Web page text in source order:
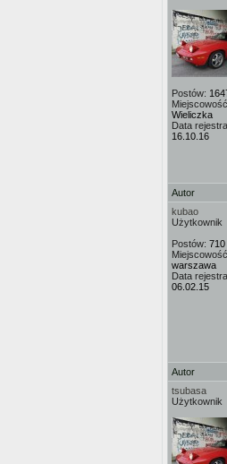
Postów:
Wieliczka
Data
16.10.16
Autor
kubao
Użytkownik
Postów: 710
warszawa
Data
06.02.15
Autor
tsubasa
Użytkownik